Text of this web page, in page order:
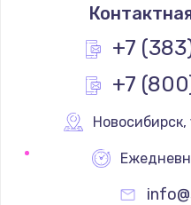
Замена
Ремонт
+7
+7
Новосибирск,